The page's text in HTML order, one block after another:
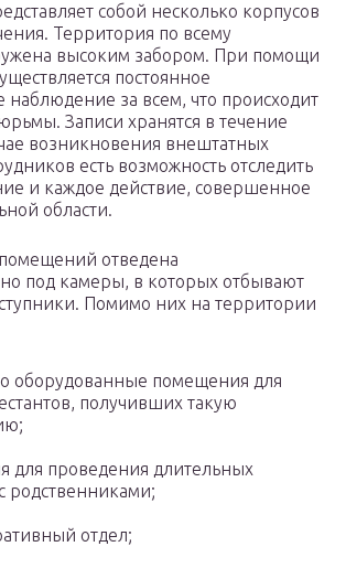
собой несколько корпусов
Территория по всему
высоким забором. При помощи
постоянное
наблюдение за всем, что происходит
Записи хранятся в течение
возникновения внештатных
есть возможность отследить
и каждое действие, совершенное
области.
отведена
под камеры, в которых отбывают
Помимо них на территории
оборудованные помещения для
получивших такую
для проведения длительных
родственниками;
отдел;